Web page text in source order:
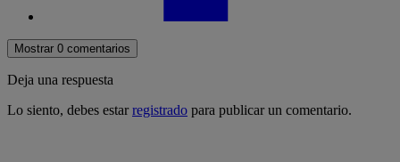
Mostrar 0 comentarios
Deja una respuesta
Lo siento, debes estarregistrado para publicar un comentario.